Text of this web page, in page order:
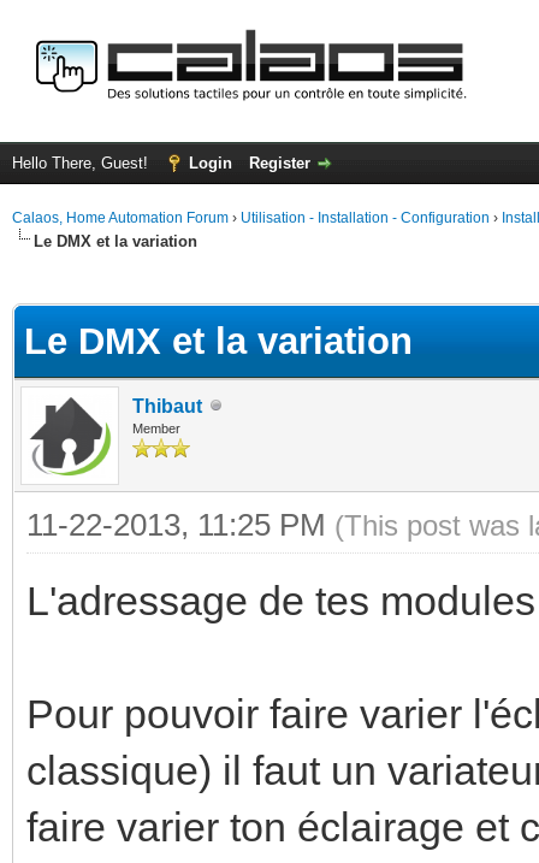
Hello There, Guest! Login Register
Calaos, Home Automation Forum › Utilisation - Installation - Configuration ›
Le DMX et la variation
Le DMX et la variation
Thibaut
Member
11-22-2013, 11:25 PM (This post was
L'adressage de tes
Pour pouvoir faire varier
classique) il faut un
faire varier ton éclairage et